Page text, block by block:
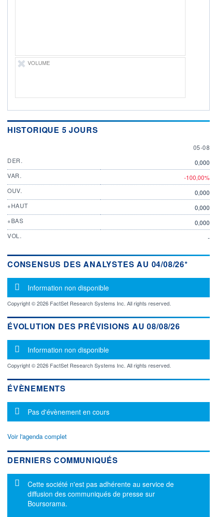
VOLUME
HISTORIQUE 5 JOURS
5
05-08
DER.
0,000
VAR.
-100,00%
OUV.
0,000
+HAUT
0,000
+BAS
0,000
VOL.
-
CONSENSUS DES ANALYSTES AU 04/08/26*
Message d'information
Information non disponible
Copyright © 2026 FactSet Research Systems Inc. All rights reserved.
ÉVOLUTION DES PRÉVISIONS AU 08/08/26
Message d'information
Information non disponible
Copyright © 2026 FactSet Research Systems Inc. All rights reserved.
ÉVÈNEMENTS
Message d'information
Pas d'évènement en cours
Voir l'agenda complet
DERNIERS COMMUNIQUÉS
Message d'information
Cette société n'est pas adhérente au service de
diffusion des communiqués de presse sur
Boursorama.